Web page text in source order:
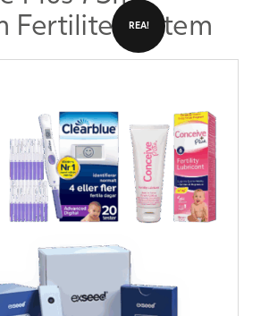
Fertilitetsystem
REA!